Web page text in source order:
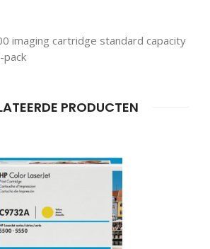
imaging cartridge standard capacity
pack
PRODUCTEN
ZOEKEN